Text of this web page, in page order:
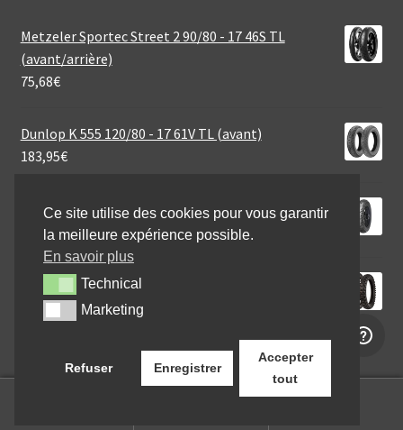
Metzeler Sportec Street 2 90/80 - 17 46S TL
(avant/arrière)
75,68€
Dunlop K 555 120/80 - 17 61V TL (avant)
183,95€
Mitas MC 7 2.75 - 18 42P TT (avant/arrière)
48,95€
Michelin Tracker 110/100 - 18 64R TT (arrière)
74,95€
Ce site utilise des cookies pour vous garantir
la meilleure expérience possible.
En savoir plus
TechnicalTechnical
MarketingMarketing
Refuser Enregistrer
Accepter
tout